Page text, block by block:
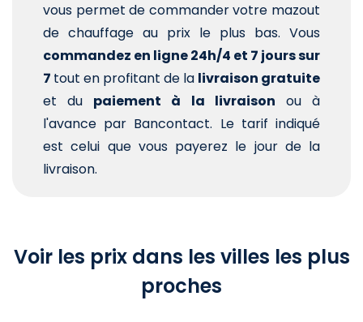
vous permet de commander votre mazout
de chauffage au prix le plus bas. Vous
commandez en ligne 24h/4 et 7 jours sur
7 tout en profitant de la livraison gratuite
et du paiement à la livraison ou à
l'avance par Bancontact. Le tarif indiqué
est celui que vous payerez le jour de la
livraison.
Voir les prix dans les villes les plus
proches